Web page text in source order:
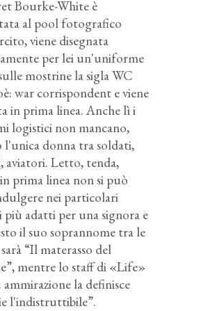
Bourke-White è
al pool fotografico
viene disegnata
per lei un'uniforme
mostrine la sigla WC
war corrispondent e viene
in prima linea. Anche lì i
logistici non mancano,
l'unica donna tra soldati,
aviatori. Letto, tenda,
prima linea non si può
nei particolari
adatti per una signora e
il suo soprannome tra le
“Il materasso del
mentre lo staff di «Life»
la definisce
l'indistruttibile”.